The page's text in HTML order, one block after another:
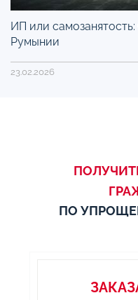
ИП или
Румынии
23.02.2026
ПО